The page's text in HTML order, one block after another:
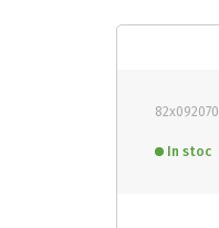
82x092070
In stoc